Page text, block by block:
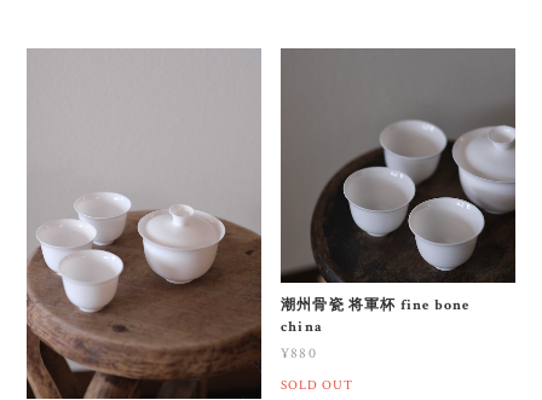
潮州骨瓷 将軍杯 fine bone
china
¥880
SOLD OUT